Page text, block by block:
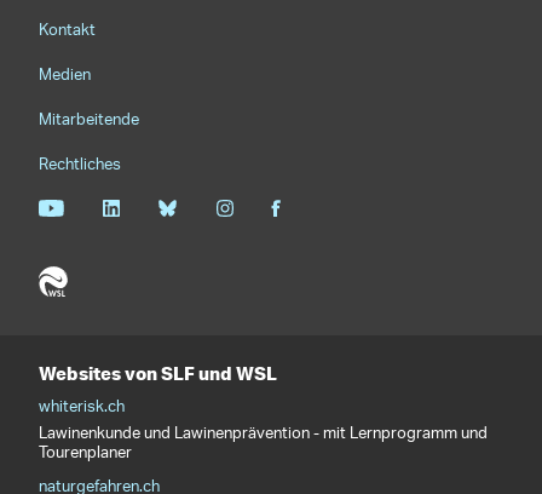
Kontakt
Medien
Mitarbeitende
Rechtliches
Websites von SLF und WSL
whiterisk.ch
Lawinenkunde und Lawinenprävention - mit Lernprogramm und
Tourenplaner